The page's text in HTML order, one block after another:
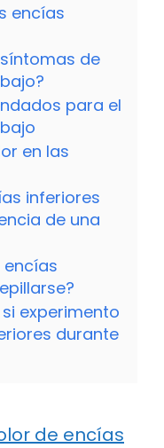
encías
de
para el
en las
inferiores
de una
encías
experimento
durante
de encías